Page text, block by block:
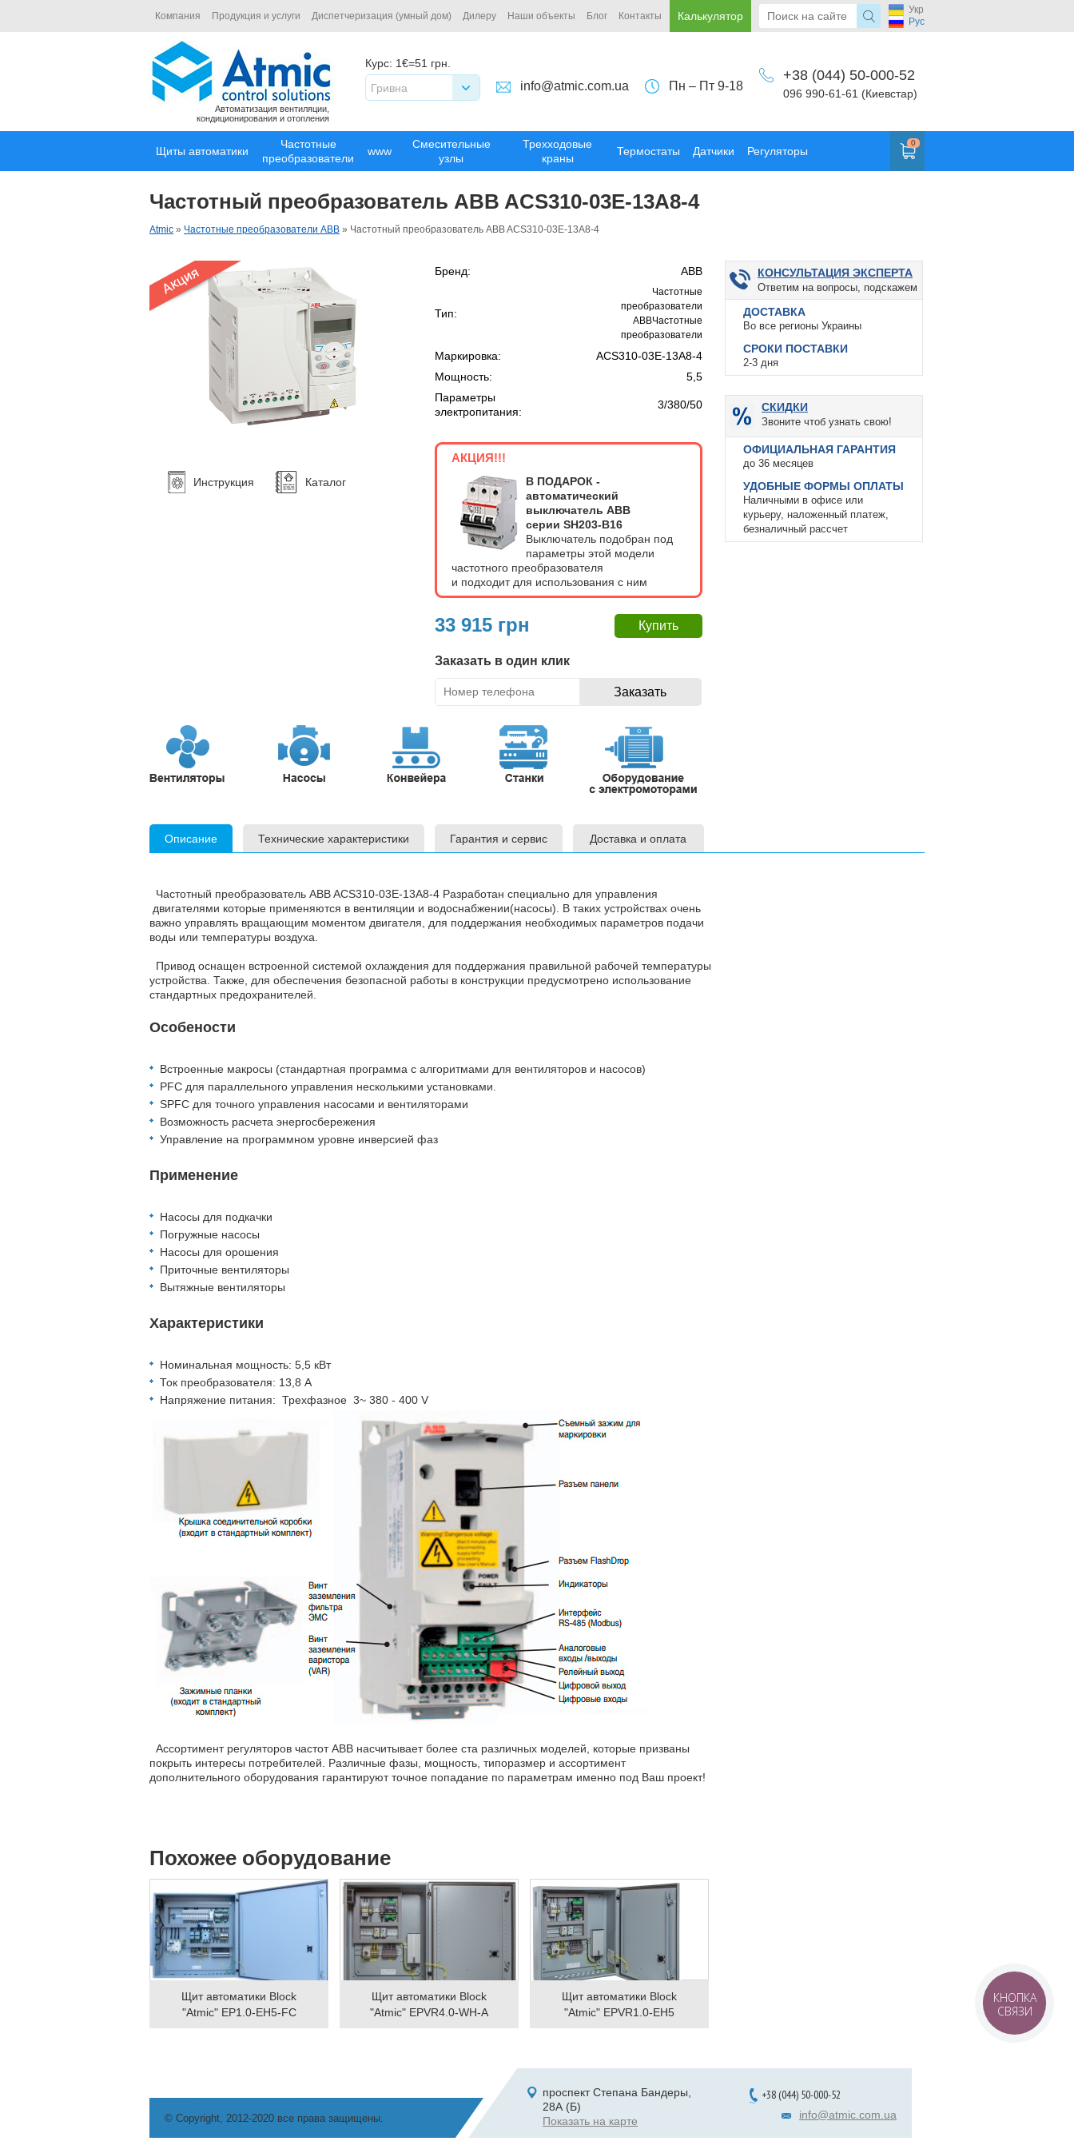
Компания Продукция и услуги Диспетчеризация (умный дом) Дилеру Наши объекты Блог Контакты Калькулятор
Укр
Рус
Автоматизация вентиляции,
кондиционирования и отопления
Курс: 1€=51 грн.
Гривна
info@atmic.com.ua Пн – Пт 9-18
+38 (044) 50-000-52
096 990-61-61 (Киевстар)
Щиты автоматики
Частотные
преобразователи
www
Смесительные
узлы
Трехходовые
краны
Термостаты Датчики Регуляторы
0
Частотный преобразователь ABB ACS310-03E-13A8-4
Atmic » Частотные преобразователи ABB » Частотный преобразователь ABB ACS310-03E-13A8-4
Инструкция Каталог
Бренд: ABB
Тип:
Частотные
преобразователи
ABBЧастотные
преобразователи
Маркировка:
ACS310-03E-13A8-4
Мощность:
5,5
Параметры
электропитания:
3/380/50
АКЦИЯ!!!
В ПОДАРОК -
автоматический
выключатель ABB
серии SH203-B16
Выключатель подобран под
параметры этой модели
частотного преобразователя
и подходит для использования с ним
33 915 грн
Заказать в один клик
КОНСУЛЬТАЦИЯ ЭКСПЕРТА
Ответим на вопросы, подскажем
ДОСТАВКА
Во все регионы Украины
СРОКИ ПОСТАВКИ
2-3 дня
СКИДКИ
Звоните чтоб узнать свою!
ОФИЦИАЛЬНАЯ ГАРАНТИЯ
до 36 месяцев
УДОБНЫЕ ФОРМЫ ОПЛАТЫ
Наличными в офисе или
курьеру, наложенный платеж,
безналичный рассчет
Описание Технические характеристики Гарантия и сервис Доставка и оплата
Частотный преобразователь ABB ACS310-03E-13A8-4 Разработан специально для управления
двигателями которые применяются в вентиляции и водоснабжении(насосы). В таких устройствах очень
важно управлять вращающим моментом двигателя, для поддержания необходимых параметров подачи
воды или температуры воздуха.
Привод оснащен встроенной системой охлаждения для поддержания правильной рабочей температуры
устройства. Также, для обеспечения безопасной работы в конструкции предусмотрено использование
стандартных предохранителей.
Особености
Встроенные макросы (стандартная программа с алгоритмами для вентиляторов и насосов)
PFC для параллельного управления несколькими установками.
SPFC для точного управления насосами и вентиляторами
Возможность расчета энергосбережения
Управление на программном уровне инверсией фаз
Применение
Насосы для подкачки
Погружные насосы
Насосы для орошения
Приточные вентиляторы
Вытяжные вентиляторы
Характеристики
Номинальная мощность: 5,5 кВт
Ток преобразователя: 13,8 А
Напряжение питания: Трехфазное 3~ 380 - 400 V
Ассортимент регуляторов частот ABB насчитывает более ста различных моделей, которые призваны
покрыть интересы потребителей. Различные фазы, мощность, типоразмер и ассортимент
дополнительного оборудования гарантируют точное попадание по параметрам именно под Ваш проект!
Похожее оборудование
Щит автоматики Block
"Atmic" EP1.0-EH5-FC
Щит автоматики Block
"Atmic" EPVR4.0-WH-A
Щит автоматики Block
"Atmic" EPVR1.0-EH5
© Copyright, 2012-2020 все права защищены.
проспект Степана Бандеры,
28А (Б)
Показать на карте
+38 (044) 50-000-52
info@atmic.com.ua
КНОПКА
СВЯЗИ